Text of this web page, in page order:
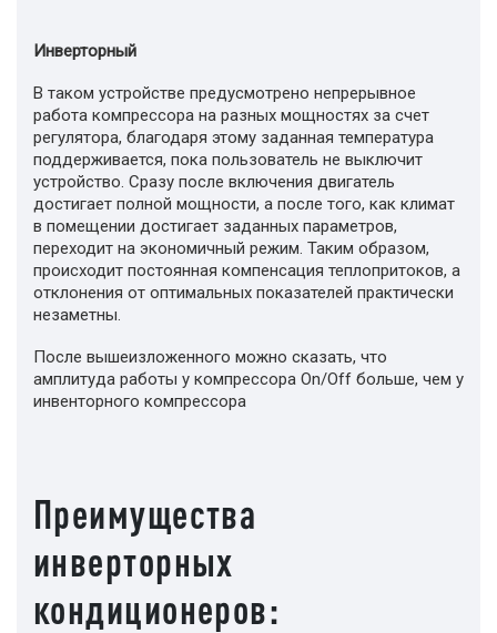
Инверторный
В таком устройстве предусмотрено непрерывное
работа компрессора на разных мощностях за счет
регулятора, благодаря этому заданная температура
поддерживается, пока пользователь не выключит
устройство. Сразу после включения двигатель
достигает полной мощности, а после того, как климат
в помещении достигает заданных параметров,
переходит на экономичный режим. Таким образом,
происходит постоянная компенсация теплопритоков, а
отклонения от оптимальных показателей практически
незаметны.
После вышеизложенного можно сказать, что
амплитуда работы у компрессора On/Off больше, чем у
инвенторного компрессора
Преимущества
инверторных
кондиционеров: